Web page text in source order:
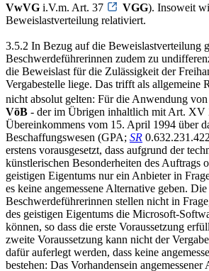
VwVG i.V.m. Art. 37 VGG). Insoweit
Beweislastverteilung relativiert.
3.5.2 In Bezug auf die Beweislastverteilung
Beschwerdeführerinnen zudem zu
die Beweislast für die Zulässigkeit der
Vergabestelle liege. Das trifft als allgemeine
nicht absolut gelten: Für die Anwendung
VöB - der im Übrigen inhaltlich mit Art. XV
Übereinkommens vom 15. April 1994 über
Beschaffungswesen (GPA; SR
erstens vorausgesetzt, dass aufgrund der
künstlerischen Besonderheiten des Auftrags
geistigen Eigentums nur ein Anbieter in
es keine angemessene Alternative geben. Die
Beschwerdeführerinnen stellen nicht in
des geistigen Eigentums die Microsoft-
können, so dass die erste Voraussetzung
zweite Voraussetzung kann nicht der
dafür auferlegt werden, dass keine
bestehen: Das Vorhandensein